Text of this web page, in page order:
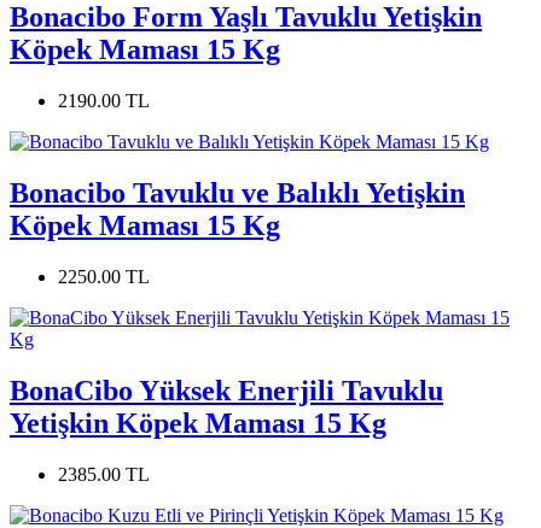
Bonacibo Form Yaşlı Tavuklu Yetişkin
Köpek Maması 15 Kg
2190.00 TL
Bonacibo Tavuklu ve Balıklı Yetişkin
Köpek Maması 15 Kg
2250.00 TL
BonaCibo Yüksek Enerjili Tavuklu
Yetişkin Köpek Maması 15 Kg
2385.00 TL